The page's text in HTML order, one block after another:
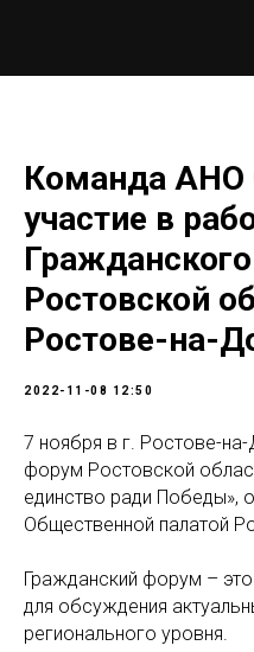
Команда АНО
участие в
Ростовской
Ростове-на-
2022-11-08 12:50
7 ноября в г. Ростове-
форум Ростовской
единство ради Победы»,
Общественной палатой
Гражданский форум –
для обсуждения
регионального уровня.